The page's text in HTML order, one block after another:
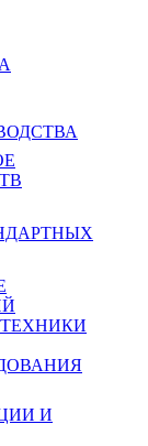
И